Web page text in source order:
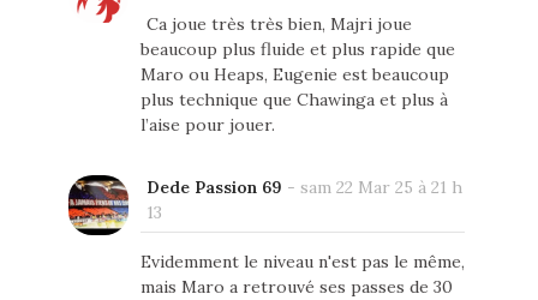
Ca joue très très bien, Majri joue
beaucoup plus fluide et plus rapide que
Maro ou Heaps, Eugenie est beaucoup
plus technique que Chawinga et plus à
l’aise pour jouer.
Dede Passion 69 - sam 22 Mar 25 à 21 h
13
Evidemment le niveau n'est pas le même,
mais Maro a retrouvé ses passes de 30